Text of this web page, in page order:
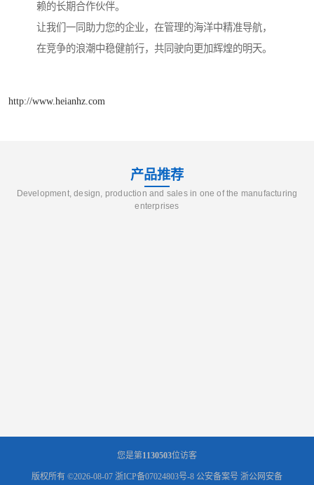
赖的长期合作伙伴。
让我们一同助力您的企业，在管理的海洋中精准导航，
在竞争的浪潮中稳健前行，共同驶向更加辉煌的明天。
http://www.heianhz.com
产品推荐
Development, design, production and sales in one of the manufacturing
enterprises
您是第1130503位访客
版权所有 ©2026-08-07 浙ICP备07024803号-8 公安备案号 浙公网安备